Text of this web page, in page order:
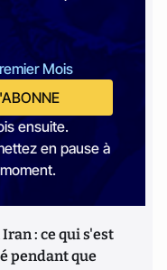
Mois
ensuite.
en pause à
: ce qui s'est
pendant que